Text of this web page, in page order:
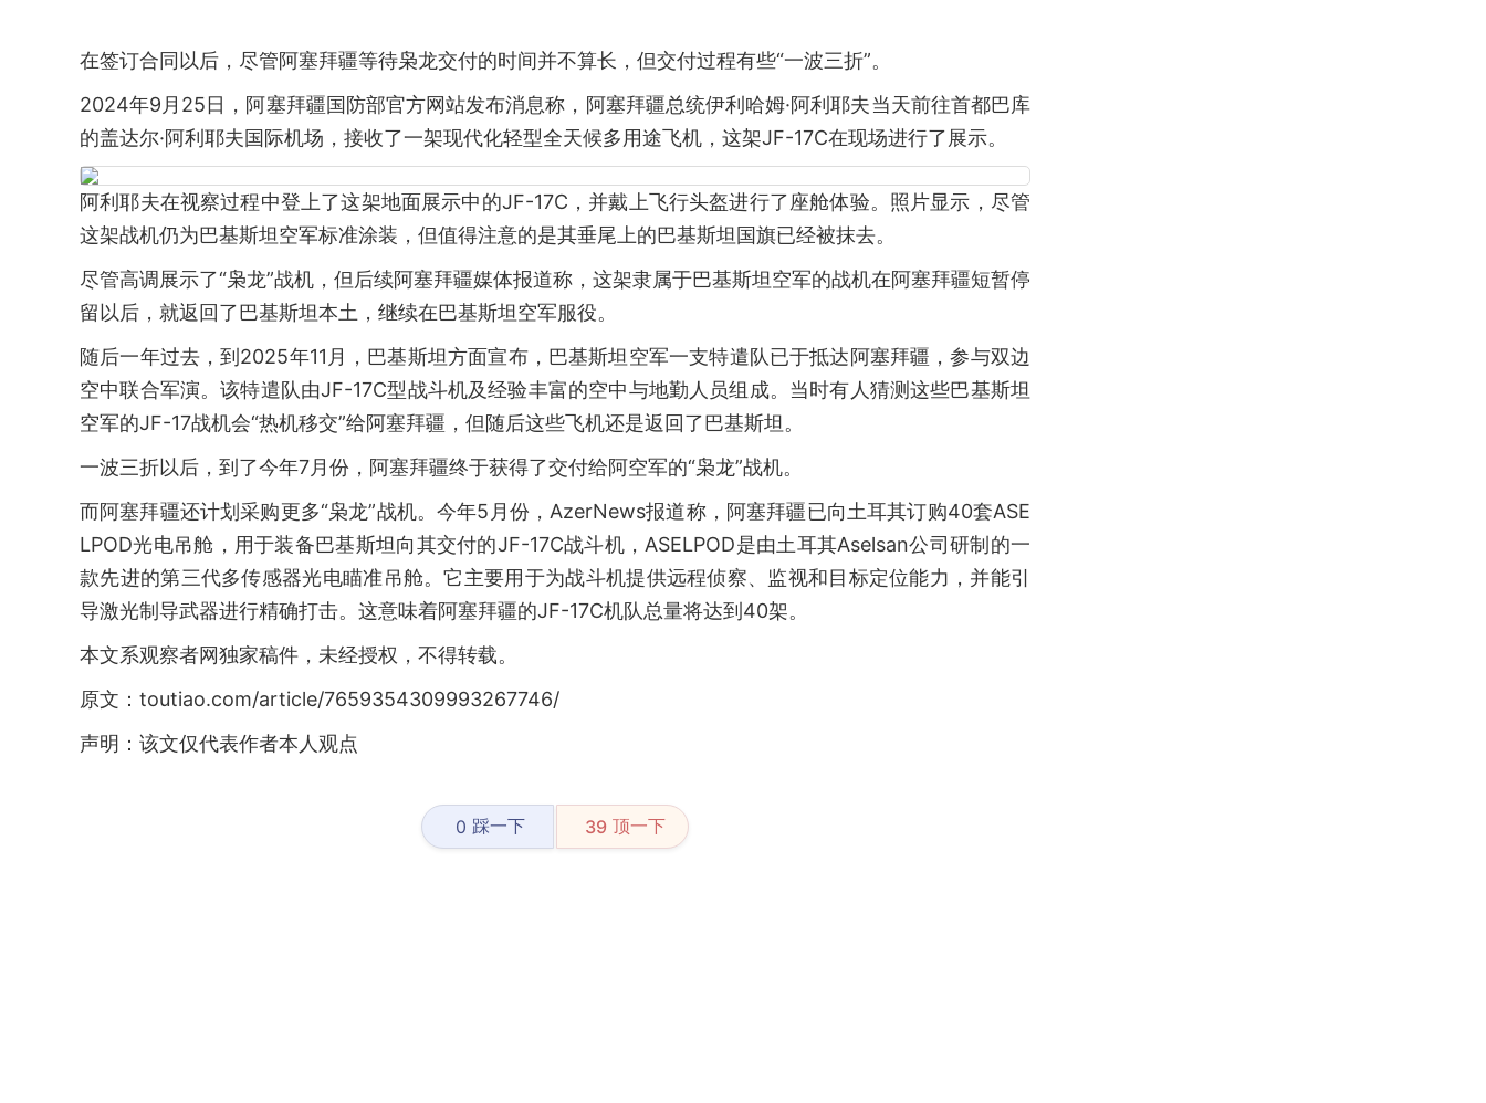
在签订合同以后，尽管阿塞拜疆等待枭龙交付的时间并不算长，但交付过程有些“一波三折”。
2024年9月25日，阿塞拜疆国防部官方网站发布消息称，阿塞拜疆总统伊利哈姆·阿利耶夫当天前往首都巴库
的盖达尔·阿利耶夫国际机场，接收了一架现代化轻型全天候多用途飞机，这架JF-17C在现场进行了展示。
阿利耶夫在视察过程中登上了这架地面展示中的JF-17C，并戴上飞行头盔进行了座舱体验。照片显示，尽管
这架战机仍为巴基斯坦空军标准涂装，但值得注意的是其垂尾上的巴基斯坦国旗已经被抹去。
尽管高调展示了“枭龙”战机，但后续阿塞拜疆媒体报道称，这架隶属于巴基斯坦空军的战机在阿塞拜疆短暂停
留以后，就返回了巴基斯坦本土，继续在巴基斯坦空军服役。
随后一年过去，到2025年11月，巴基斯坦方面宣布，巴基斯坦空军一支特遣队已于抵达阿塞拜疆，参与双边
空中联合军演。该特遣队由JF-17C型战斗机及经验丰富的空中与地勤人员组成。当时有人猜测这些巴基斯坦
空军的JF-17战机会“热机移交”给阿塞拜疆，但随后这些飞机还是返回了巴基斯坦。
一波三折以后，到了今年7月份，阿塞拜疆终于获得了交付给阿空军的“枭龙”战机。
而阿塞拜疆还计划采购更多“枭龙”战机。今年5月份，AzerNews报道称，阿塞拜疆已向土耳其订购40套ASE
LPOD光电吊舱，用于装备巴基斯坦向其交付的JF-17C战斗机，ASELPOD是由土耳其Aselsan公司研制的一
款先进的第三代多传感器光电瞄准吊舱。它主要用于为战斗机提供远程侦察、监视和目标定位能力，并能引
导激光制导武器进行精确打击。这意味着阿塞拜疆的JF-17C机队总量将达到40架。
本文系观察者网独家稿件，未经授权，不得转载。
原文：toutiao.com/article/7659354309993267746/
声明：该文仅代表作者本人观点
0 踩一下 39 顶一下